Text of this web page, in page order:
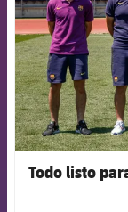
Todo listo